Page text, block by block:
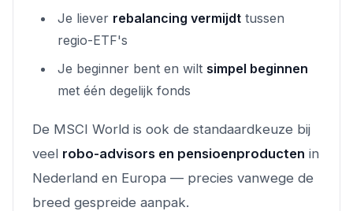
Je liever rebalancing vermijdt tussen
regio-ETF's
Je beginner bent en wilt simpel beginnen
met één degelijk fonds
De MSCI World is ook de standaardkeuze bij
veel robo-advisors en pensioenproducten in
Nederland en Europa — precies vanwege de
breed gespreide aanpak.